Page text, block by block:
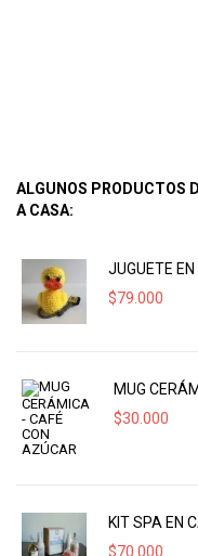
ALGUNOS PRODUCTOS
A CASA:
JUGUETE
$79.000
MUG
$30.000
KIT SPA EN
$70.000